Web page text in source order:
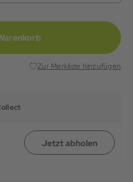
Zur Merkliste hinzufügen
Jetzt abholen